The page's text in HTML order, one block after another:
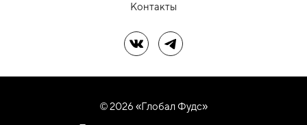
Контакты
Мы в ВКМы в Telegram
© 2026 «Глобал Фудс»